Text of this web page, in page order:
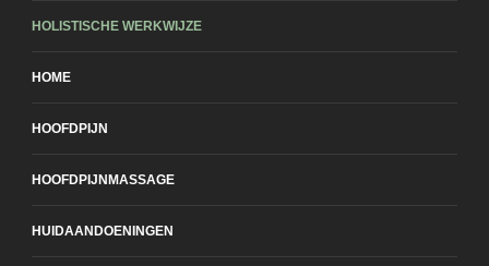
HOLISTISCHE WERKWIJZE
HOME
HOOFDPIJN
HOOFDPIJNMASSAGE
HUIDAANDOENINGEN